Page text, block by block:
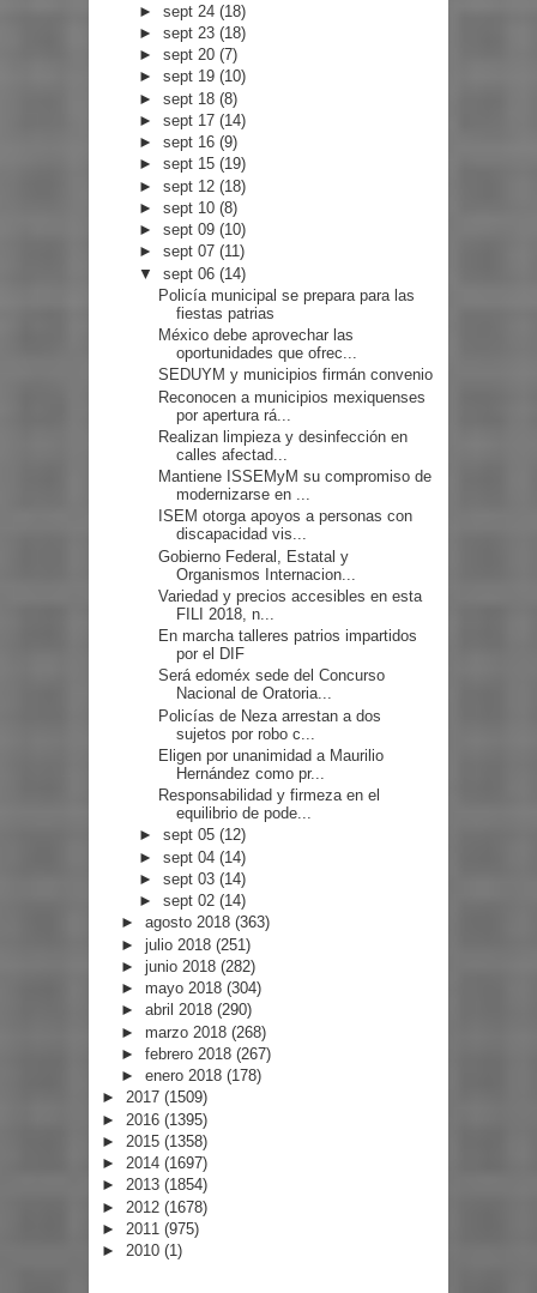
►sept 24(18)
►sept 23(18)
►sept 20(7)
►sept 19(10)
►sept 18(8)
►sept 17(14)
►sept 16(9)
►sept 15(19)
►sept 12(18)
►sept 10(8)
►sept 09(10)
►sept 07(11)
▼sept 06(14)
Policía municipal se prepara para las
fiestas patrias
México debe aprovechar las
oportunidades que ofrec...
SEDUYM y municipios firmán convenio
Reconocen a municipios mexiquenses
por apertura rá...
Realizan limpieza y desinfección en
calles afectad...
Mantiene ISSEMyM su compromiso de
modernizarse en ...
ISEM otorga apoyos a personas con
discapacidad vis...
Gobierno Federal, Estatal y
Organismos Internacion...
Variedad y precios accesibles en esta
FILI 2018, n...
En marcha talleres patrios impartidos
por el DIF
Será edoméx sede del Concurso
Nacional de Oratoria...
Policías de Neza arrestan a dos
sujetos por robo c...
Eligen por unanimidad a Maurilio
Hernández como pr...
Responsabilidad y firmeza en el
equilibrio de pode...
►sept 05(12)
►sept 04(14)
►sept 03(14)
►sept 02(14)
► agosto 2018 (363)
► julio 2018 (251)
► junio 2018 (282)
► mayo 2018 (304)
► abril 2018 (290)
► marzo 2018 (268)
► febrero 2018 (267)
► enero 2018 (178)
► 2017 (1509)
► 2016 (1395)
► 2015 (1358)
► 2014 (1697)
► 2013 (1854)
► 2012 (1678)
► 2011 (975)
► 2010 (1)